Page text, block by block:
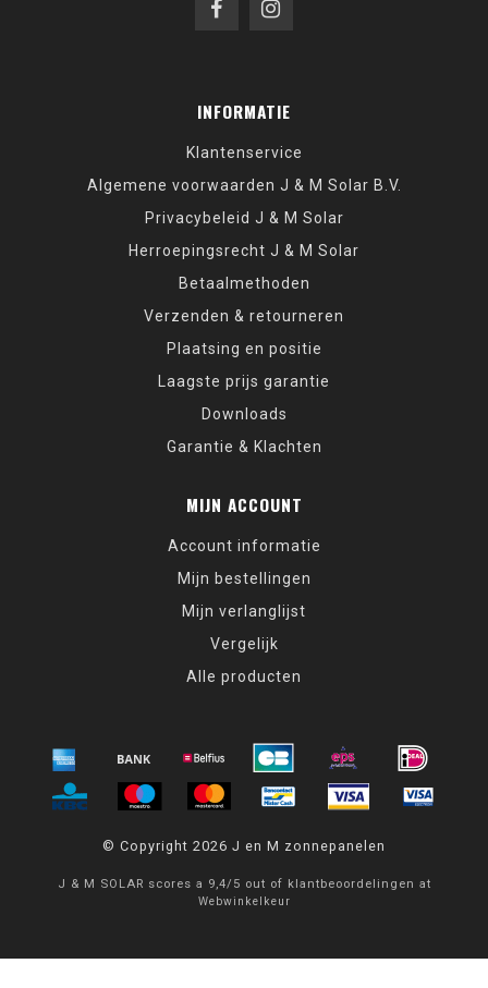
INFORMATIE
Klantenservice
Algemene voorwaarden J & M Solar B.V.
Privacybeleid J & M Solar
Herroepingsrecht J & M Solar
Betaalmethoden
Verzenden & retourneren
Plaatsing en positie
Laagste prijs garantie
Downloads
Garantie & Klachten
MIJN ACCOUNT
Account informatie
Mijn bestellingen
Mijn verlanglijst
Vergelijk
Alle producten
© Copyright 2026 J en M zonnepanelen
J & M SOLAR scores a 9,4/ 5 out of klantbeoordelingen at
Webwinkelkeur